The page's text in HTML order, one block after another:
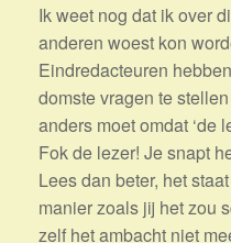
Ik weet nog dat ik over
anderen woest kon
Eindredacteuren
domste vragen te
anders moet omdat ‘de
Fok de lezer! Je snapt
Lees dan beter, het
manier zoals jij het zou
zelf het ambacht niet